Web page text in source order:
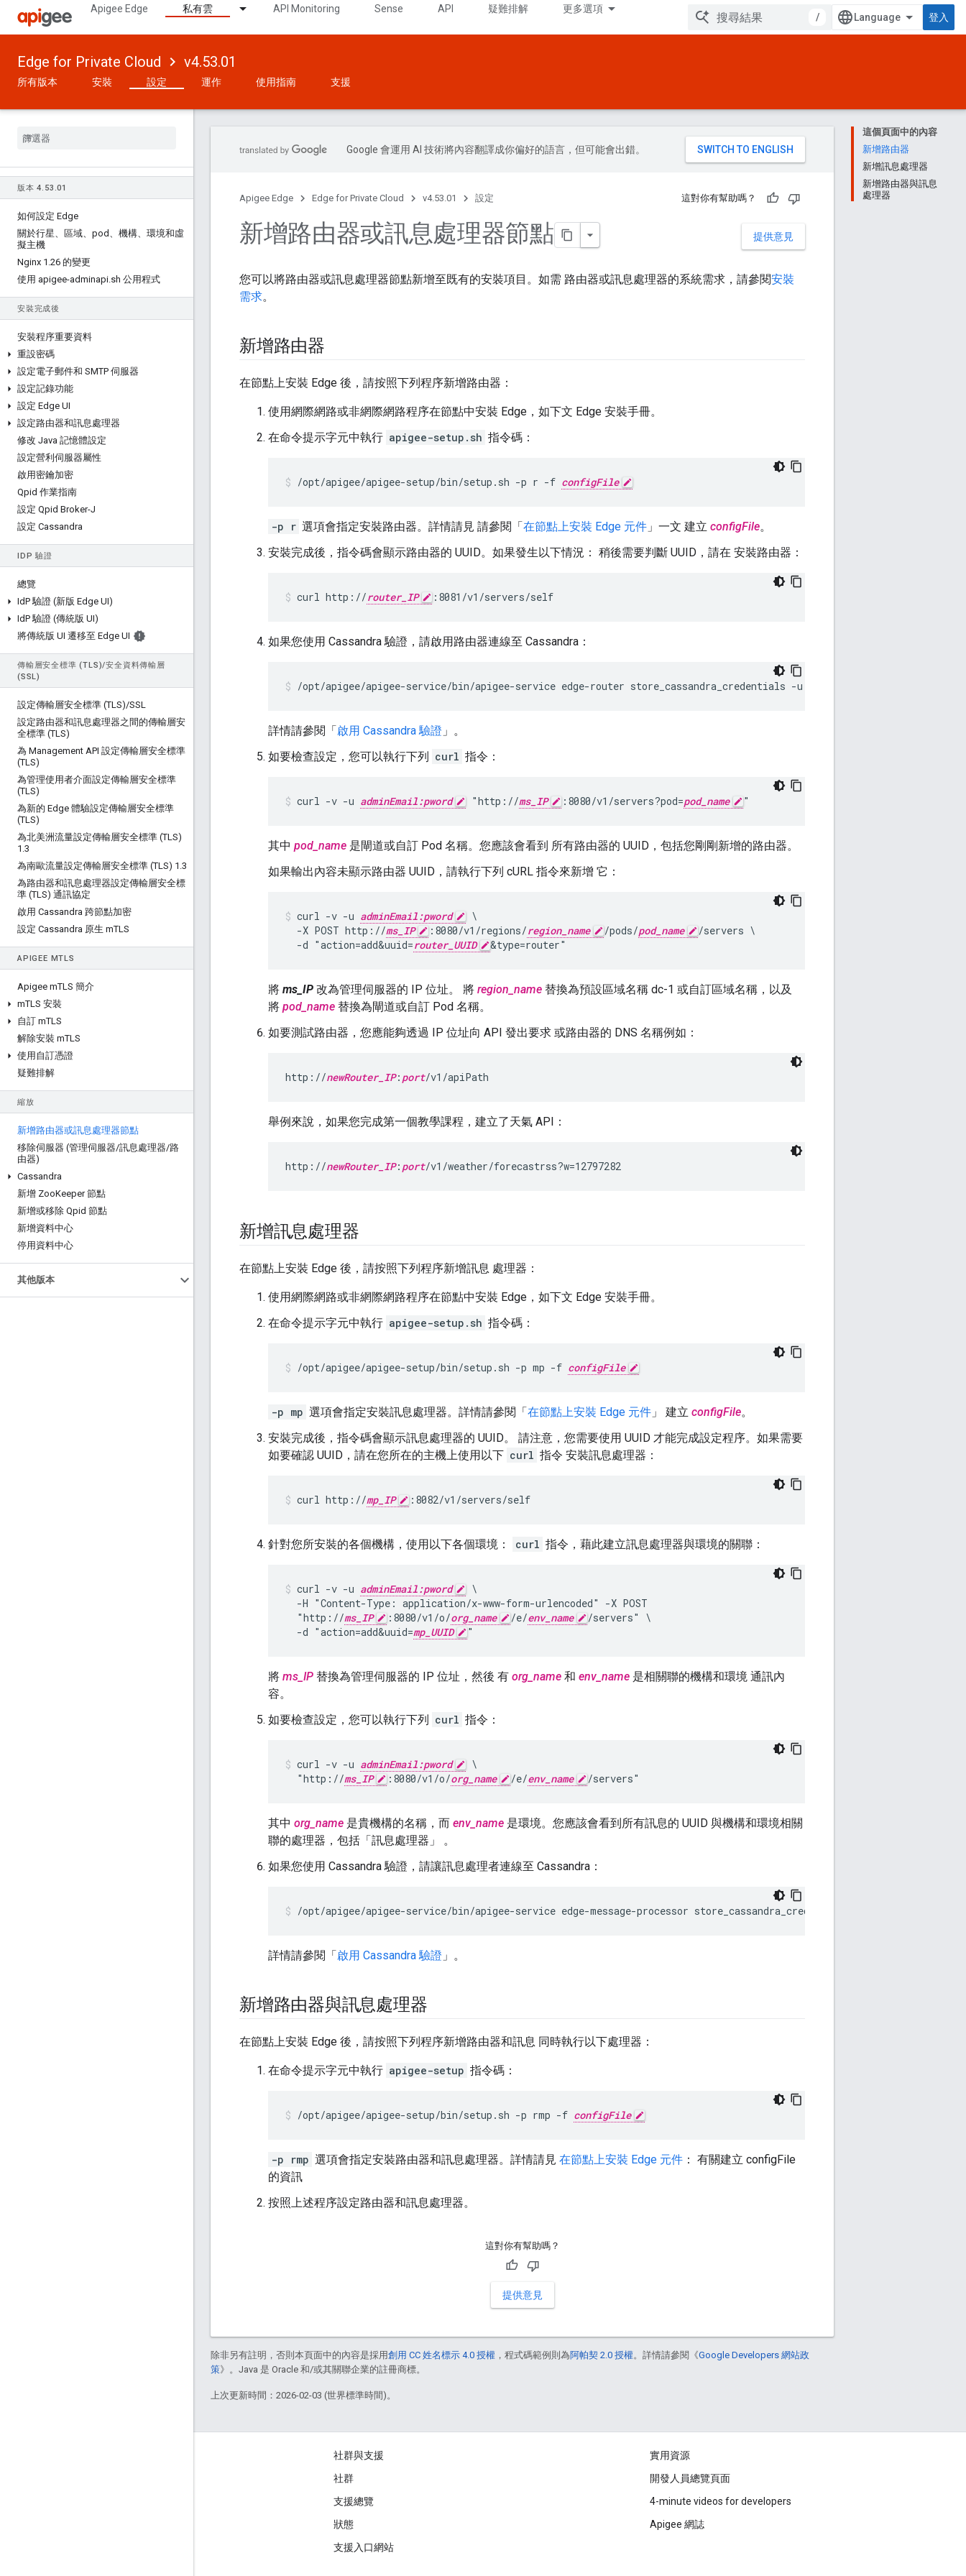
Apigee Edge 私有雲 API Monitoring Sense API 疑難排解 更多選項
/ 登入
Edge for Private Cloud v4.53.01
所有版本 安裝 設定 運作 使用指南 支援
版本 4. 53 .01
如何設定 Edge
關於行星、區域、pod、機構、環境和虛
擬主機
Nginx 1 .26 的變更
使用 apigee-adminapi.sh 公用程式
安裝完成後
安裝程序重要資料
重設密碼
設定電子郵件和 SMTP 伺服器
設定記錄功能
設定 Edge UI
設定路由器和訊息處理器
修改 Java 記憶體設定
設定營利伺服器屬性
啟用密鑰加密
Qpid 作業指南
設定 Qpid Broker-J
設定 Cassandra
IDP 驗證
總覽
IdP 驗證 (新版 Edge UI)
IdP 驗證 (傳統版 UI)
將傳統版 UI 遷移至 Edge UI
傳輸層安全標準 (TLS)/安全資料傳輸層
(SSL)
設定傳輸層安全標準 (TLS)/SSL
設定路由器和訊息處理器之間的傳輸層安
全標準 (TLS)
為 Management API 設定傳輸層安全標準
(TLS)
為管理使用者介面設定傳輸層安全標準
(TLS)
為新的 Edge 體驗設定傳輸層安全標準
(TLS)
為北美洲流量設定傳輸層安全標準 (TLS)
1 .3
為南歐流量設定傳輸層安全標準 (TLS) 1 .3
為路由器和訊息處理器設定傳輸層安全標
準 (TLS) 通訊協定
啟用 Cassandra 跨節點加密
設定 Cassandra 原生 mTLS
APIGEE MTLS
Apigee mTLS 簡介
mTLS 安裝
自訂 mTLS
解除安裝 mTLS
使用自訂憑證
疑難排解
縮放
新增路由器或訊息處理器節點
移除伺服器 (管理伺服器/訊息處理器/路
由器)
Cassandra
新增 ZooKeeper 節點
新增或移除 Qpid 節點
新增資料中心
停用資料中心
其他版本
這個頁面中的內容
新增路由器
新增訊息處理器
新增路由器與訊息
處理器
Google 會運用 AI 技術將內容翻譯成你偏好的語言，但可能會出錯。
Apigee Edge Edge for Private Cloud v4.53.01 設定 這對你有幫助嗎？
提供意見
新增路由器或訊息處理器節點
您可以將路由器或訊息處理器節點新增至既有的安裝項目。如需 路由器或訊息處理器的系統需求，請參閱安裝
需求。
新增路由器
在節點上安裝 Edge 後，請按照下列程序新增路由器：
使用網際網路或非網際網路程序在節點中安裝 Edge，如下文 Edge 安裝手冊。
在命令提示字元中執行 apigee-setup.sh 指令碼：
/opt/apigee/apigee-setup/bin/setup.sh -p r -f configFile
-p r 選項會指定安裝路由器。詳情請見 請參閱「在節點上安裝 Edge 元件 」一文 建立 configFile。
安裝完成後，指令碼會顯示路由器的 UUID。如果發生以下情況： 稍後需要判斷 UUID，請在 安裝路由器：
curl http://router_IP :8081/v1/servers/self
如果您使用 Cassandra 驗證，請啟用路由器連線至 Cassandra：
/opt/apigee/apigee-service/bin/apigee-service edge-router store_cassandra_credentials -u
詳情請參閱「啟用 Cassandra 驗證 」。
如要檢查設定，您可以執行下列 curl 指令：
curl -v -u adminEmail:pword "http://ms_IP :8080/v1/servers?pod=pod_name "
其中 pod_name 是閘道或自訂 Pod 名稱。您應該會看到 所有路由器的 UUID，包括您剛剛新增的路由器。
如果輸出內容未顯示路由器 UUID，請執行下列 cURL 指令來新增 它：
curl -v -u adminEmail:pword
\
  -X POST http://
ms_IP :8080/v1/regions/region_name /pods/pod_name
/servers \
  -d "action=add&uuid=
router_UUID &type=router"
將 ms_IP 改為管理伺服器的 IP 位址。 將 region_name 替換為預設區域名稱 dc-1 或自訂區域名稱，以及
將 pod_name 替換為閘道或自訂 Pod 名稱。
如要測試路由器，您應能夠透過 IP 位址向 API 發出要求 或路由器的 DNS 名稱例如：
http://newRouter_IP: port/v1/apiPath
舉例來說，如果您完成第一個教學課程，建立了天氣 API：
http://newRouter_IP: port/v1/weather/forecastrss?w=12797282
新增訊息處理器
在節點上安裝 Edge 後，請按照下列程序新增訊息 處理器：
使用網際網路或非網際網路程序在節點中安裝 Edge，如下文 Edge 安裝手冊。
在命令提示字元中執行 apigee-setup.sh 指令碼：
/opt/apigee/apigee-setup/bin/setup.sh -p mp -f configFile
-p mp 選項會指定安裝訊息處理器。詳情請參閱「在節點上安裝 Edge 元件 」 建立 configFile。
安裝完成後，指令碼會顯示訊息處理器的 UUID。 請注意，您需要使用 UUID 才能完成設定程序。如果需要
如要確認 UUID，請在您所在的主機上使用以下 curl 指令 安裝訊息處理器：
curl http://mp_IP :8082/v1/servers/self
針對您所安裝的各個機構，使用以下各個環境： curl 指令，藉此建立訊息處理器與環境的關聯：
curl -v -u adminEmail:pword
\
  -H "Content-Type: application/x-www-form-urlencoded" -X POST
  "http://
ms_IP :8080/v1/o/org_name /e/env_name
/servers" \
  -d "action=add&uuid=
mp_UUID "
將 ms_IP 替換為管理伺服器的 IP 位址，然後 有 org_name 和 env_name 是相關聯的機構和環境 通訊內
容。
如要檢查設定，您可以執行下列 curl 指令：
curl -v -u adminEmail:pword
\
  "http://
ms_IP :8080/v1/o/org_name /e/env_name /servers"
其中 org_name 是貴機構的名稱，而 env_name 是環境。您應該會看到所有訊息的 UUID 與機構和環境相關
聯的處理器，包括「訊息處理器」 。
如果您使用 Cassandra 驗證，請讓訊息處理者連線至 Cassandra：
/opt/apigee/apigee-service/bin/apigee-service edge-message-processor store_cassandra_credentials -u
詳情請參閱「啟用 Cassandra 驗證 」。
新增路由器與訊息處理器
在節點上安裝 Edge 後，請按照下列程序新增路由器和訊息 同時執行以下處理器：
在命令提示字元中執行 apigee-setup 指令碼：
/opt/apigee/apigee-setup/bin/setup.sh -p rmp -f configFile
-p rmp 選項會指定安裝路由器和訊息處理器。詳情請見 在節點上安裝 Edge 元件 ： 有關建立 configFile
的資訊
按照上述程序設定路由器和訊息處理器。
這對你有幫助嗎？
提供意見
除非另有註明，否則本頁面中的內容是採用創用 CC 姓名標示 4.0 授權 ，程式碼範例則為阿帕契 2.0 授權。詳情請參閱《Google Developers 網站政
策》。Java 是 Oracle 和/或其關聯企業的註冊商標。
上次更新時間：2026-02-03 (世界標準時間)。
社群與支援
社群
支援總覽
狀態
支援入口網站
實用資源
開發人員總覽頁面
4-minute videos for developers
Apigee 網誌